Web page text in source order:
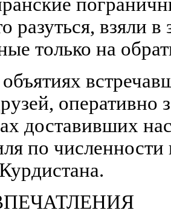
разуться, взяли в
только на
оперативно
доставивших
по